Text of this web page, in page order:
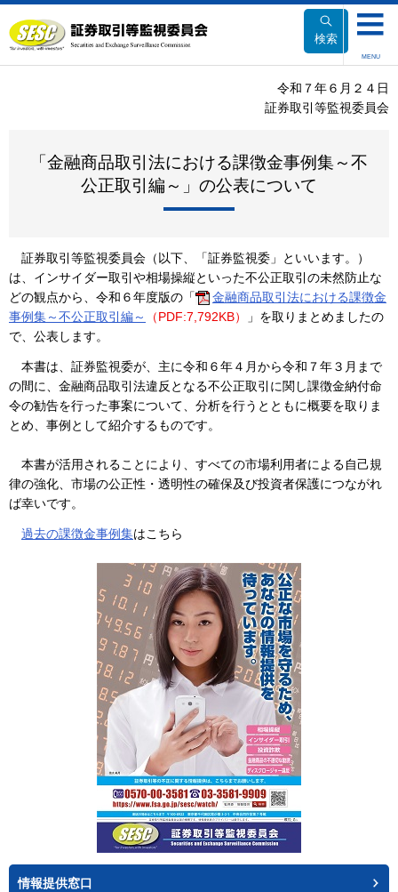
文
へ
検索
MENU
令和７年６月２４日
証券取引等監視委員会
「金融商品取引法における課徴金事例集～不
公正取引編～」の公表について
証券取引等監視委員会（以下、「証券監視委」といいます。）
は、インサイダー取引や相場操縦といった不公正取引の未然防止な
どの観点から、令和６年度版の「
金融商品取引法における課徴金
事例集～不公正取引編～
（PDF:7,792KB）
」を取りまとめましたの
で、公表します。
本書は、証券監視委が、主に令和６年４月から令和７年３月まで
の間に、金融商品取引法違反となる不公正取引に関し課徴金納付命
令の勧告を行った事案について、分析を行うとともに概要を取りま
とめ、事例として紹介するものです。
本書が活用されることにより、すべての市場利用者による自己規
律の強化、市場の公正性・透明性の確保及び投資者保護につながれ
ば幸いです。
過去の課徴金事例集はこちら
情報提供窓口